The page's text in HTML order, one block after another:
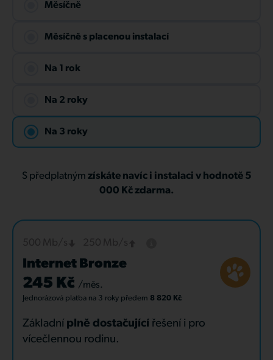
Měsíčně
Měsíčně s placenou instalací
Na 1 rok
Na 2 roky
Na 3 roky
S předplatným získáte navíc i instalaci v hodnotě 5
000 Kč zdarma.
Internet Bronze
245 Kč /měs.
Jednorázová platba na 3 roky předem 8 820 Kč
Základní plně dostačující řešení i pro
vícečlennou rodinu.